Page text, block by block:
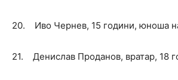
20. Иво Чернев, 15 години, юноша
21. Денислав Проданов, вратар, 18